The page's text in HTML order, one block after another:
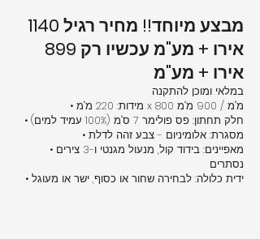
מבצע מיוחד!! מחיר רגיל 1140
אירו + מע"מ עכשיו רק 899
אירו + מע"מ
במלאי ומוכן להתקנה
• מידות: 220 מ"מ x 800 מ"מ / 900 מ"מ
• חלק תחתון: פס פולימר 7 ס"מ (100% עמיד למים)
• מסגרת: אלומיניום - צבע זהה לדלת
• מאפיינים: בידוד קול, מנעול מגנטי ו-3 צירים
נסתרים
• ידית כלולה: לבחירה שחור או כסוף, ישר או מעוגל